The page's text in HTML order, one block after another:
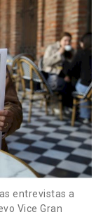
entrevistas a
Vice Gran